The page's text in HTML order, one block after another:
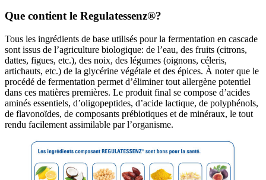
Que contient le Regulatessenz®?
Tous les ingrédients de base utilisés pour la fermentation en cascade
sont issus de l’agriculture biologique: de l’eau, des fruits (citrons,
dattes, figues, etc.), des noix, des légumes (oignons, céleris,
artichauts, etc.) de la glycérine végétale et des épices. À noter que le
procédé de fermentation permet d’éliminer tout allergène potentiel
dans ces matières premières. Le produit final se compose d’acides
aminés essentiels, d’oligopeptides, d’acide lactique, de polyphénols,
de flavonoïdes, de composants prébiotiques et de minéraux, le tout
rendu facilement assimilable par l’organisme.